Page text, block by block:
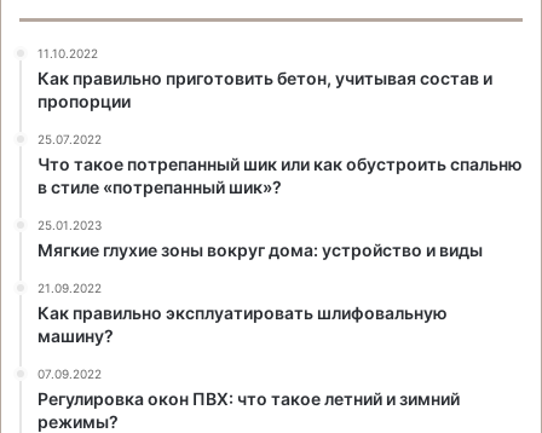
11.10.2022
Как правильно приготовить бетон, учитывая состав и
пропорции
25.07.2022
Что такое потрепанный шик или как обустроить спальню
в стиле «потрепанный шик»?
25.01.2023
Мягкие глухие зоны вокруг дома: устройство и виды
21.09.2022
Как правильно эксплуатировать шлифовальную
машину?
07.09.2022
Регулировка окон ПВХ: что такое летний и зимний
режимы?